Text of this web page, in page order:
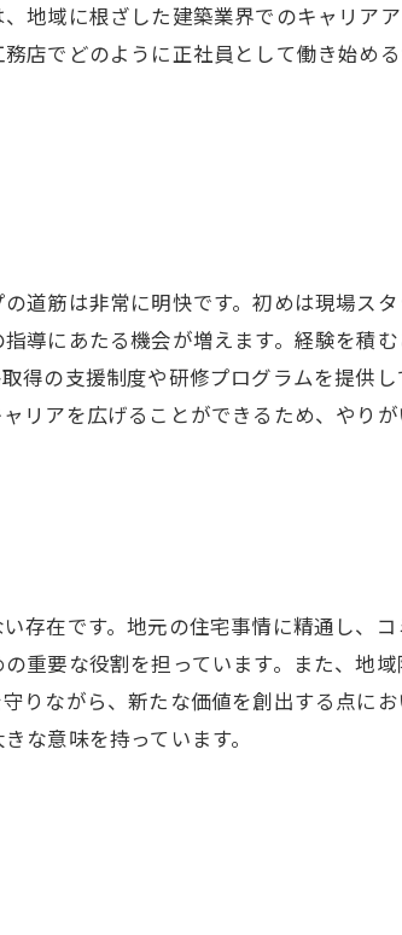
地域に根ざした建築業界でのキャリア
店でどのように正社員として働き始め
道筋は非常に明快です。初めは現場ス
導にあたる機会が増えます。経験を積
得の支援制度や研修プログラムを提供
リアを広げることができるため、やりが
存在です。地元の住宅事情に精通し、
重要な役割を担っています。また、地
りながら、新たな価値を創出する点に
な意味を持っています。